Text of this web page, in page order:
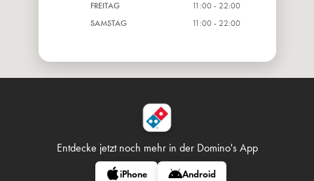
FREITAG
11:00 - 22:00
SAMSTAG
11:00 - 22:00
Entdecke jetzt noch mehr in der Domino's App
iPhone Android